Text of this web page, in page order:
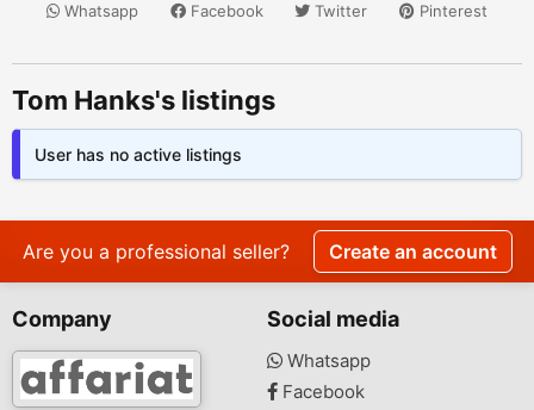
Whatsapp Facebook Twitter Pinterest
Tom Hanks's listings
User has no active listings
Are you a professional seller? Create an account
Company Social media
Whatsapp
Facebook